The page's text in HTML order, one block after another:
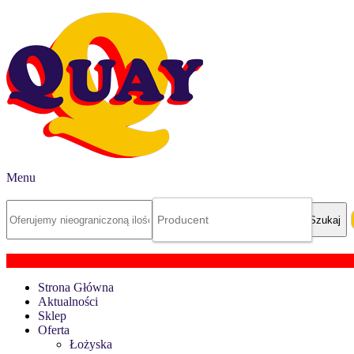
Menu
Strona Główna
Aktualności
Sklep
Oferta
Łożyska